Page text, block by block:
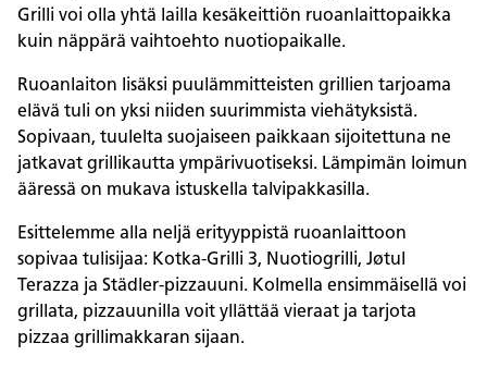
Grilli voi olla yhtä lailla kesäkeittiön ruoanlaittopaikka
kuin näppärä vaihtoehto nuotiopaikalle.
Ruoanlaiton lisäksi puulämmitteisten grillien tarjoama
elävä tuli on yksi niiden suurimmista viehätyksistä.
Sopivaan, tuulelta suojaiseen paikkaan sijoitettuna ne
jatkavat grillikautta ympärivuotiseksi. Lämpimän loimun
ääressä on mukava istuskella talvipakkasilla.
Esittelemme alla neljä erityyppistä ruoanlaittoon
sopivaa tulisijaa: Kotka-Grilli 3, Nuotiogrilli, Jøtul
Terazza ja Städler-pizzauuni. Kolmella ensimmäisellä voi
grillata, pizzauunilla voit yllättää vieraat ja tarjota
pizzaa grillimakkaran sijaan.